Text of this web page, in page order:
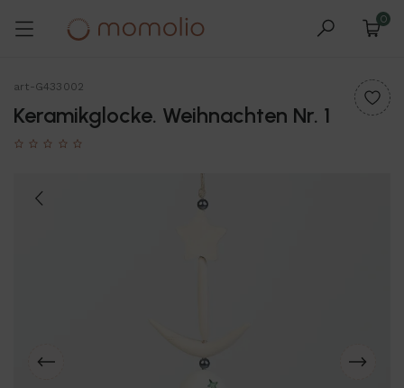
0
art-G433002
Keramikglocke. Weihnachten Nr. 1